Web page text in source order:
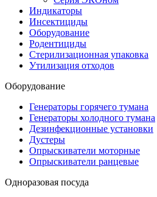
Индикаторы
Инсектициды
Оборудование
Родентициды
Стерилизационная упаковка
Утилизация отходов
Оборудование
Генераторы горячего тумана
Генераторы холодного тумана
Дезинфекционные установки
Дустеры
Опрыскиватели моторные
Опрыскиватели ранцевые
Одноразовая посуда